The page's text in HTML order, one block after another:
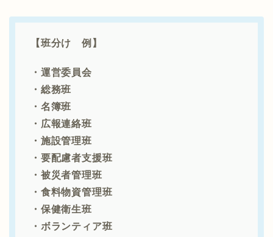
【班分け 例】
・運営委員会
・総務班
・名簿班
・広報連絡班
・施設管理班
・要配慮者支援班
・被災者管理班
・食料物資管理班
・保健衛生班
・ボランティア班